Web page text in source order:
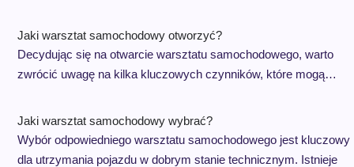
Jaki warsztat samochodowy otworzyć?
Decydując się na otwarcie warsztatu samochodowego, warto
zwrócić uwagę na kilka kluczowych czynników, które mogą…
Jaki warsztat samochodowy wybrać?
Wybór odpowiedniego warsztatu samochodowego jest kluczowy
dla utrzymania pojazdu w dobrym stanie technicznym. Istnieje